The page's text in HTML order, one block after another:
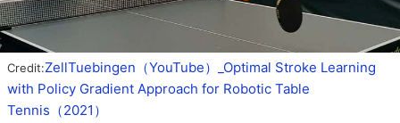
Credit:ZellTuebingen（YouTube）_Optimal Stroke Learning
with Policy Gradient Approach for Robotic Table
Tennis（2021）